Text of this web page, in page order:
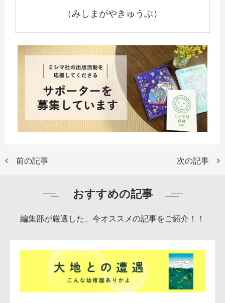
（みしまがやきゅうぶ）
前の記事 次の記事
おすすめの記事
編集部が厳選した、今オススメの記事をご紹介！！